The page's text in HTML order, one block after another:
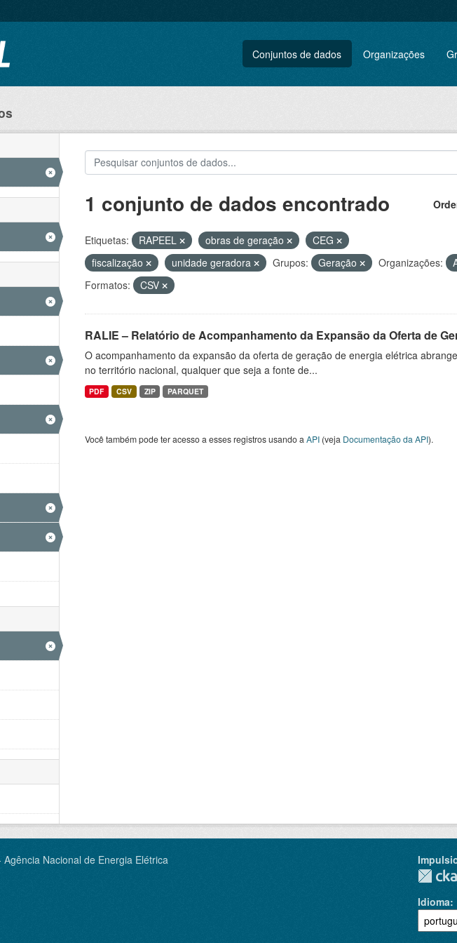
Conjuntos de dados Organizações
1 conjunto de dados encontrado
Etiquetas: RAPEEL obras de geração
CEG
fiscalização
unidade geradora Grupos: Geração Organizações:
Formatos:
CSV
RALIE – Relatório de Acompanhamento da Expansão da Oferta de
O acompanhamento da expansão da oferta de geração de energia elétrica
no território nacional, qualquer que seja a fonte de...
PDF CSV ZIP PARQUET
Você também pode ter acesso a esses registros usando a API(veja Documentação da API).
Nacional de Energia Elétrica
Idioma